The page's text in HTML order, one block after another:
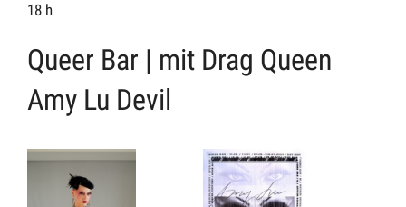
18 h
Queer Bar | mit Drag Queen
Amy Lu Devil